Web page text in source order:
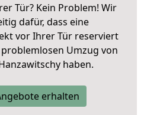
Tür? Kein Problem! Wir
dafür, dass eine
vor Ihrer Tür reserviert
Umzug von
haben.
erhalten